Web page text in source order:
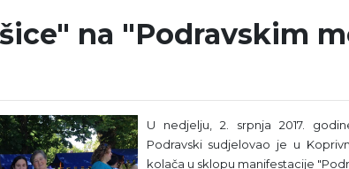
na "Podravskim
U nedjelju, 2. srpnja 2017.
Podravski sudjelovao je u
kolača u sklopu manifestacije